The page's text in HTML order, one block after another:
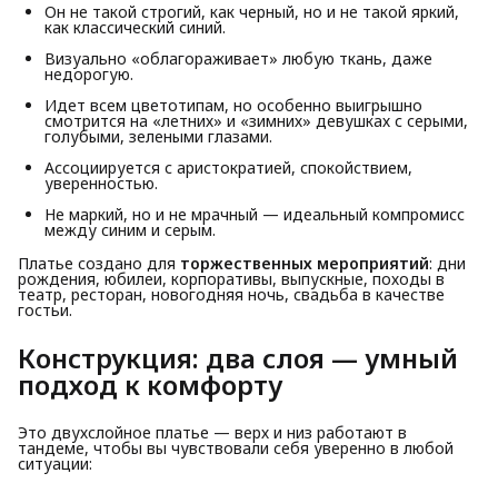
Он не такой строгий, как черный, но и не такой яркий,
как классический синий.
Визуально «облагораживает» любую ткань, даже
недорогую.
Идет всем цветотипам, но особенно выигрышно
смотрится на «летних» и «зимних» девушках с серыми,
голубыми, зелеными глазами.
Ассоциируется с аристократией, спокойствием,
уверенностью.
Не маркий, но и не мрачный — идеальный компромисс
между синим и серым.
Платье создано для торжественных мероприятий: дни
рождения, юбилеи, корпоративы, выпускные, походы в
театр, ресторан, новогодняя ночь, свадьба в качестве
гостьи.
Конструкция: два слоя — умный
подход к комфорту
Это двухслойное платье — верх и низ работают в
тандеме, чтобы вы чувствовали себя уверенно в любой
ситуации: